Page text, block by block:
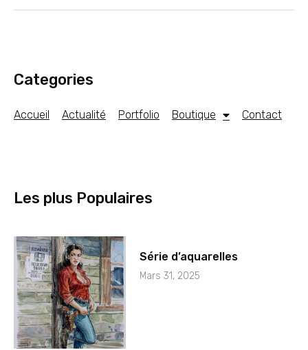
Categories
Accueil Actualité Portfolio Boutique Contact
Les plus Populaires
Série d’aquarelles
Mars 31, 2025